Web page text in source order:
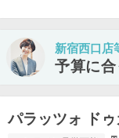
新宿西口店
予算に
パラッツォ ド